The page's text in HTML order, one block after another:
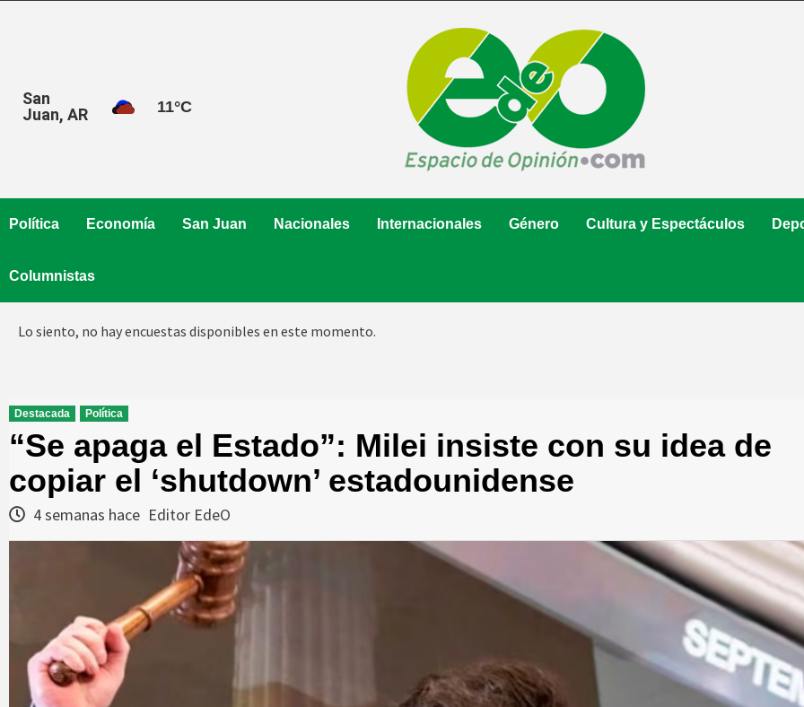
San
Juan, AR
11°C
Política Economía San Juan Nacionales Internacionales Género Cultura y Espectáculos
Columnistas
Lo siento, no hay encuestas disponibles en este momento.
Destacada Política
“Se apaga el Estado”: Milei insiste con su idea de
copiar el ‘shutdown’ estadounidense
4 semanas hace Editor EdeO